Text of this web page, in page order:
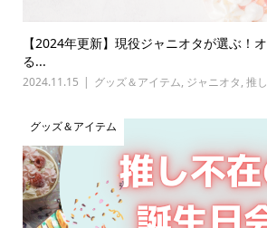
【2024年更新】現役ジャニオタが選ぶ！
る...
2024.11.15 グッズ＆アイテム, ジャニオタ, 推
グッズ＆アイテム